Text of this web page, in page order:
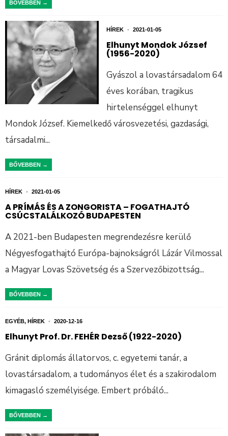
BŐVEBBEN →
HÍREK • 2021-01-05
Elhunyt Mondok József
(1956-2020)
Gyászol a lovastársadalom 64
éves korában, tragikus
hirtelenséggel elhunyt
Mondok József. Kiemelkedő városvezetési, gazdasági,
társadalmi...
BŐVEBBEN →
HÍREK • 2021-01-05
A PRÍMÁS ÉS A ZONGORISTA – FOGATHAJTÓ
CSÚCSTALÁLKOZÓ BUDAPESTEN
A 2021-ben Budapesten megrendezésre kerülő
Négyesfogathajtó Európa-bajnokságról Lázár Vilmossal
a Magyar Lovas Szövetség és a Szervezőbizottság...
BŐVEBBEN →
EGYÉB, HÍREK • 2020-12-16
Elhunyt Prof. Dr. FEHÉR Dezső (1922-2020)
Gránit diplomás állatorvos, c. egyetemi tanár, a
lovastársadalom, a tudományos élet és a szakirodalom
kimagasló személyisége. Embert próbáló...
BŐVEBBEN →